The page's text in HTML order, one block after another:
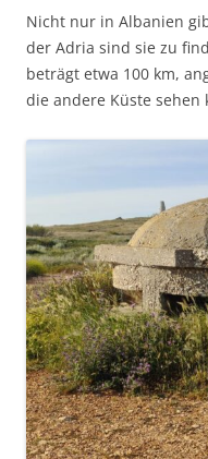
Nicht nur in Albanien
der Adria sind sie zu
beträgt etwa 100 km,
die andere Küste sehen